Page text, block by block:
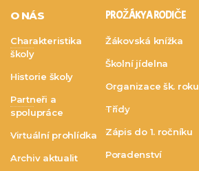
O NÁS
Charakteristika
školy
Historie školy
Partneři a
spolupráce
Virtuální prohlídka
Archiv aktualit
PRO ŽÁKY A RODIČE
Žákovská knížka
Školní jídelna
Organizace šk. roku
Třídy
Zápis do 1. ročníku
Poradenství